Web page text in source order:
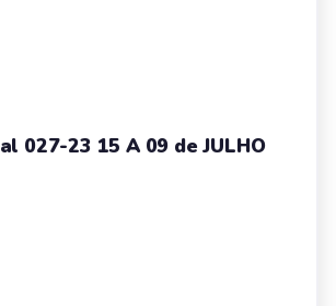
027-23 15 A 09 de JULHO